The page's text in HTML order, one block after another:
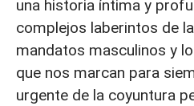
una historia íntima y
complejos laberintos de
mandatos masculinos y
que nos marcan para
urgente de la coyuntura